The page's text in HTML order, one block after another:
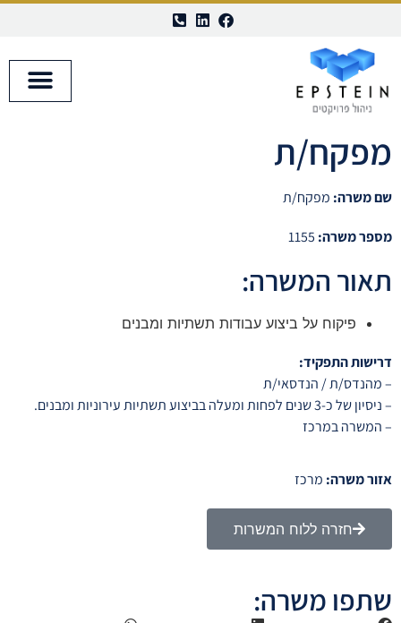
visibility_off
title סמן כותרות
settings
zoom_out זום (הקטנה)
zoom_in זום (הגדלה)
remove_circle_outline
spellcheck גופן קריא
brightness_high ניגודיות בהירה
format_underlined
font_download סמן קישורים
האפשרויות
מפקח/ת
שם משרה: מפקח/ת
מספר משרה:
תאור המשרה:
פיקוח על ביצוע עבודות תשתיות ומבנים
דרישות התפקיד:
– מהנדס/ת / הנדסאי/ת
– ניסיון של כ-3 שנים לפחות ומעלה בביצוע תשתיות עירוניות ומבנים.
– המשרה במרכז
אזור משרה: מרכז
חזרה ללוח המשרות
שתפו משרה: